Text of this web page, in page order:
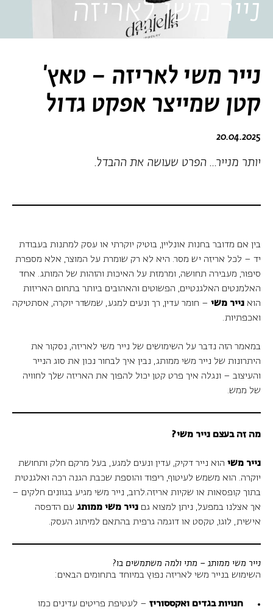
נייר משי לאריזה
נייר משי לאריזה – טאץ'
קטן שמייצר אפקט גדול
20.04.2025
יותר מנייר... הפרט שעושה את ההבדל.
בין אם מדובר בחנות אונליין, בוטיק יוקרתי או עסק למתנות בעבודת
יד – לכל אריזה יש מסר. היא לא רק שומרת על המוצר, אלא מספרת
סיפור, מעבירה תחושה, ומרמזת על האיכות והזהות של המותג. אחד
האלמנטים האלגנטיים, הפשוטים והאהובים ביותר בתחום האריזות
הוא נייר משי– חומר עדין, רך ונעים למגע, שמשדר יוקרה, אסתטיקה
ואכפתיות.
במאמר הזה נדבר על השימושים של נייר משי לאריזה, נסקור את
היתרונות של נייר משי ממותג, נבין איך לבחור נכון את סוג הנייר
והעיצוב – ונגלה איך פרט קטן יכול להפוך את האריזה שלך לחוויה
של ממש.
מה זה בעצם נייר משי?
נייר משיהוא נייר דקיק, עדין ונעים למגע, בעל מרקם חלק ותחושת
יוקרה. הוא משמש לעיטוף, ריפוד והוספת שכבת הגנה רכה ואלגנטית
בתוך קופסאות או שקיות אריזה.לרוב, נייר משי מגיע בגוונים חלקים –
אך אצלנו במפעל, ניתן למצוא גם נייר משי ממותגעם הדפסה
אישית, לוגו, טקסט או דוגמה גרפית בהתאם למיתוג העסק.
נייר משי ממותג – מתי ולמה משתמשים בו?
השימוש בנייר משי לאריזה נפוץ במיוחד בתחומים הבאים:
חנויות בגדים ואקססוריז– לעטיפת פריטים עדינים כמו